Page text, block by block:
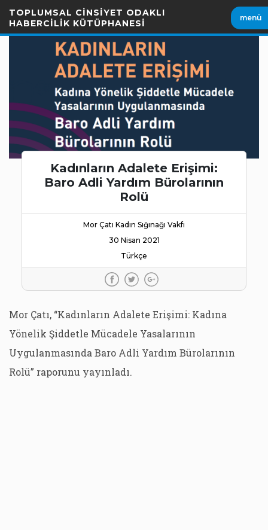
Geç
TOPLUMSAL CİNSİYET ODAKLI
HABERCİLİK KÜTÜPHANESİ
menü
Kadınların Adalete Erişimi:
Baro Adli Yardım Bürolarının
Rolü
Mor Çatı Kadın Sığınağı Vakfı
30 Nisan 2021
Türkçe
Mor Çatı, “Kadınların Adalete Erişimi: Kadına
Yönelik Şiddetle Mücadele Yasalarının
Uygulanmasında Baro Adli Yardım Bürolarının
Rolü” raporunu yayınladı.